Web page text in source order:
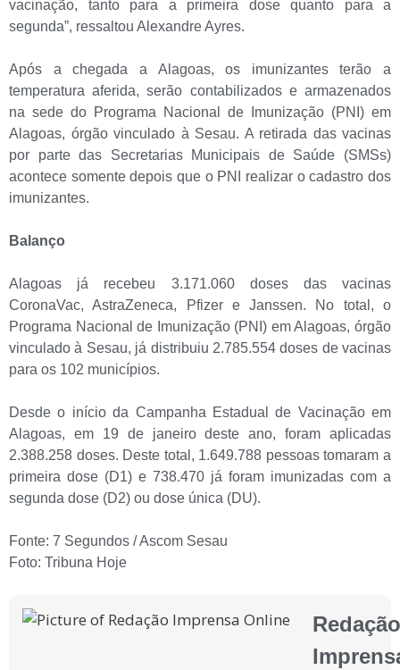
vacinação, tanto para a primeira dose quanto para a
segunda”, ressaltou Alexandre Ayres.
Após a chegada a Alagoas, os imunizantes terão a
temperatura aferida, serão contabilizados e armazenados
na sede do Programa Nacional de Imunização (PNI) em
Alagoas, órgão vinculado à Sesau. A retirada das vacinas
por parte das Secretarias Municipais de Saúde (SMSs)
acontece somente depois que o PNI realizar o cadastro dos
imunizantes.
Balanço
Alagoas já recebeu 3.171.060 doses das vacinas
CoronaVac, AstraZeneca, Pfizer e Janssen. No total, o
Programa Nacional de Imunização (PNI) em Alagoas, órgão
vinculado à Sesau, já distribuiu 2.785.554 doses de vacinas
para os 102 municípios.
Desde o início da Campanha Estadual de Vacinação em
Alagoas, em 19 de janeiro deste ano, foram aplicadas
2.388.258 doses. Deste total, 1.649.788 pessoas tomaram a
primeira dose (D1) e 738.470 já foram imunizadas com a
segunda dose (D2) ou dose única (DU).
Fonte: 7 Segundos / Ascom Sesau
Foto: Tribuna Hoje
Redação